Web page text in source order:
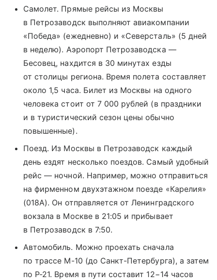
Самолет. Прямые рейсы из Москвы
в Петрозаводск выполняют авиакомпании
«Победа» (ежедневно) и «Северсталь» (5 дней
в неделю). Аэропорт Петрозаводска —
Бесовец, нахдится в 30 минутах езды
от столицы региона. Время полета составляет
около 1,5 часа. Билет из Москвы на одного
человека стоит от 7 000 рублей (в праздники
и в туристический сезон цены обычно
повышенные).
Поезд. Из Москвы в Петрозаводск каждый
день ездят несколько поездов. Самый удобный
рейс — ночной. Например, можно отправиться
на фирменном двухэтажном поезде «Карелия»
(018А). Он отправляется от Ленинградского
вокзала в Москве в 21:05 и прибывает
в Петрозаводск в 7:50.
Автомобиль. Можно проехать сначала
по трассе М-10 (до Санкт-Петербурга), а затем
по Р-21. Время в пути составит 12−14 часов